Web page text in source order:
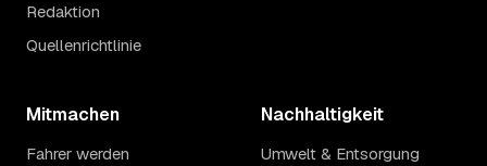
Redaktion
Quellenrichtlinie
Mitmachen
Fahrer werden
Nachhaltigkeit
Umwelt & Entsorgung